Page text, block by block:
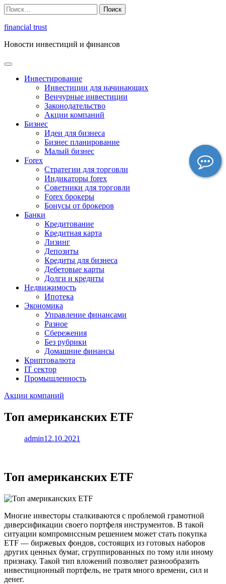
Перейти
к
содержимому
Найти:
financial trust
Новости инвестиций и финансов
Инвестирование
Инвестиции для начинающих
Венчурные инвестиции
Законодательство
Акции компаний
Бизнес
Идеи для бизнеса
Бизнес планирование
Малый бизнес
Forex
Стратегии для торговли
Индикаторы forex
Советники для торговли
Forex брокеры
Бонусы от брокеров
Банки
Кредитование
Кредитная карта
Лизинг
Депозиты
Кредиты для бизнеса
Дебетовые карты
Долги и кредиты
Недвижимость
Ипотека
Экономика
Управление финансами
Разное
Сбережения
Без рубрики
Домашние финансы
Криптовалюта
IT сектор
Промышленность
Акции компаний
Топ американских ETF
admin12.10.2021
Топ американских ETF
Многие инвесторы сталкиваются с проблемой грамотной
диверсификации своего портфеля инструментов. В такой
ситуации компромиссным решением может стать покупка
ETF — биржевых фондов, состоящих из готовых наборов
других ценных бумаг, сгруппированных по тому или иному
признаку. Такой тип вложений позволяет разнообразить
инвестиционный портфель, не тратя много времени, сил и
денег.